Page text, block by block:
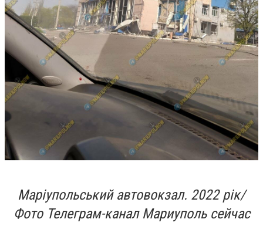
Маріупольський автовокзал. 2022 рік/
Фото Телеграм-канал Мариуполь сейчас